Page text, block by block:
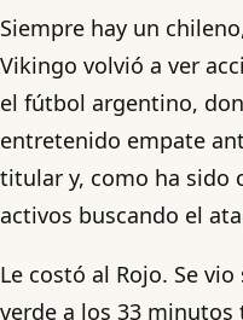
Siempre hay un
Vikingo volvió a ver
el fútbol argentino,
entretenido empate
titular y, como ha sido
activos buscando el
Le costó al Rojo. Se
verde a los 33 minutos